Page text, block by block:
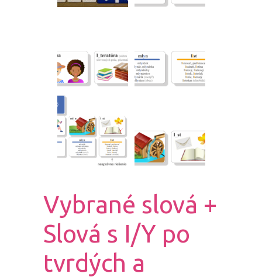
Vybrané slová +
Slová s I/Y po
tvrdých a